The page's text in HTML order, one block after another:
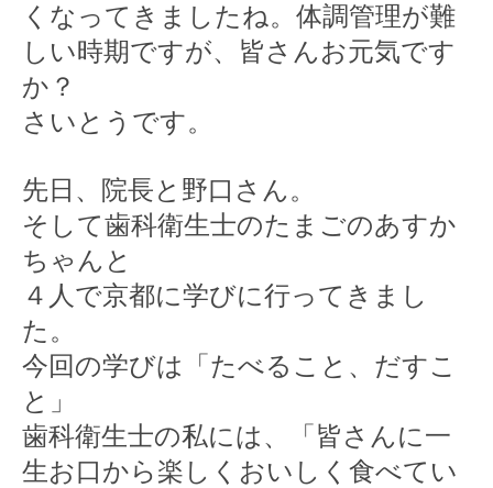
2023年
2021年
2020年
2019年
2018年
2016年
2015年
2014年
くなってきましたね。体調管理が難
しい時期ですが、皆さんお元気です
か？
さいとうです。
先日、院長と野口さん。
そして歯科衛生士のたまごのあすか
ちゃんと
４人で京都に学びに行ってきまし
た。
今回の学びは「たべること、だすこ
と」
歯科衛生士の私には、「皆さんに一
生お口から楽しくおいしく食べてい